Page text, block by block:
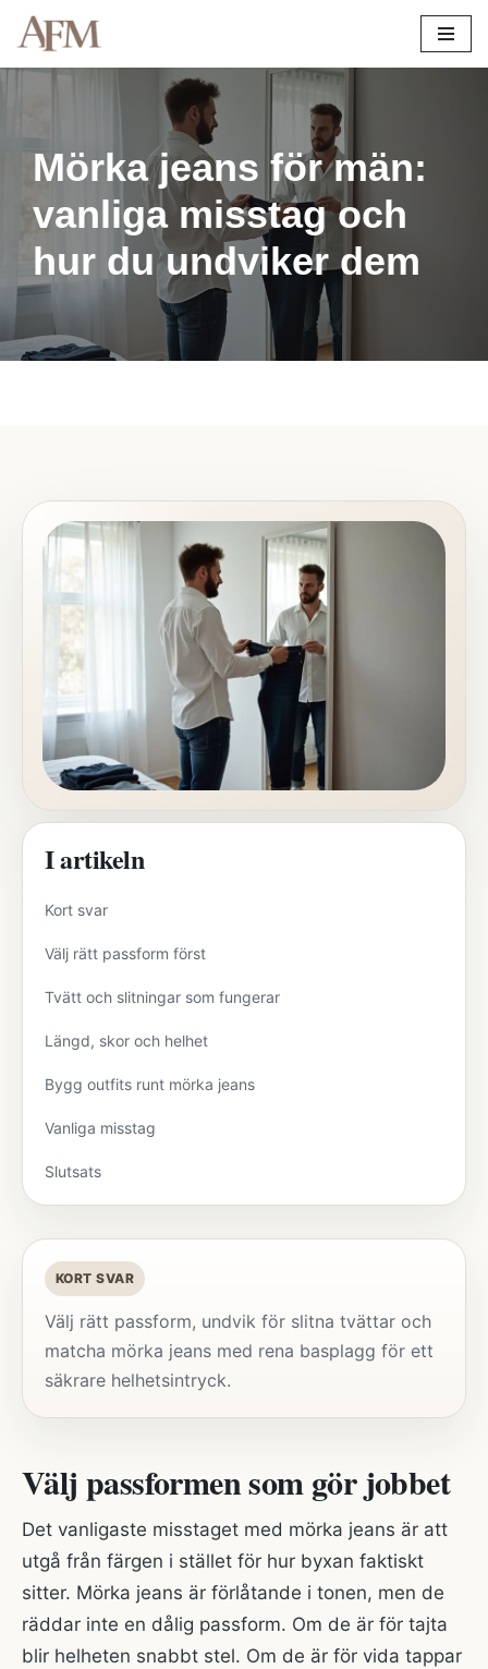
Mörka jeans för män:
vanliga misstag och
hur du undviker dem
I artikeln
Kort svar
Välj rätt passform först
Tvätt och slitningar som fungerar
Längd, skor och helhet
Bygg outfits runt mörka jeans
Vanliga misstag
Slutsats
KORT SVAR
Välj rätt passform, undvik för slitna tvättar och
matcha mörka jeans med rena basplagg för ett
säkrare helhetsintryck.
Välj passformen som gör jobbet
Det vanligaste misstaget med mörka jeans är att
utgå från färgen i stället för hur byxan faktiskt
sitter. Mörka jeans är förlåtande i tonen, men de
räddar inte en dålig passform. Om de är för tajta
blir helheten snabbt stel. Om de är för vida tappar